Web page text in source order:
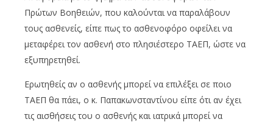
Πρώτων Βοηθειών, που καλούνται να παραλάβουν
τους ασθενείς, είπε πως το ασθενοφόρο οφείλει να
μεταφέρει τον ασθενή στο πλησιέστερο ΤΑΕΠ, ώστε να
εξυπηρετηθεί.
Ερωτηθείς αν ο ασθενής μπορεί να επιλέξει σε ποιο
ΤΑΕΠ θα πάει, ο κ. Παπακωνσταντίνου είπε ότι αν έχει
τις αισθήσεις του ο ασθενής και ιατρικά μπορεί να